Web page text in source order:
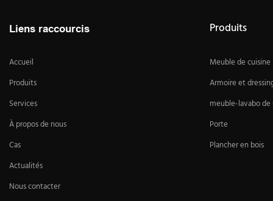
Liens raccourcis
Accueil
Produits
Services
À propos de nous
Cas
Actualités
Nous contacter
Produits
Meuble de cuisine
Armoire et
meuble-lavabo de
Porte
Plancher en bois